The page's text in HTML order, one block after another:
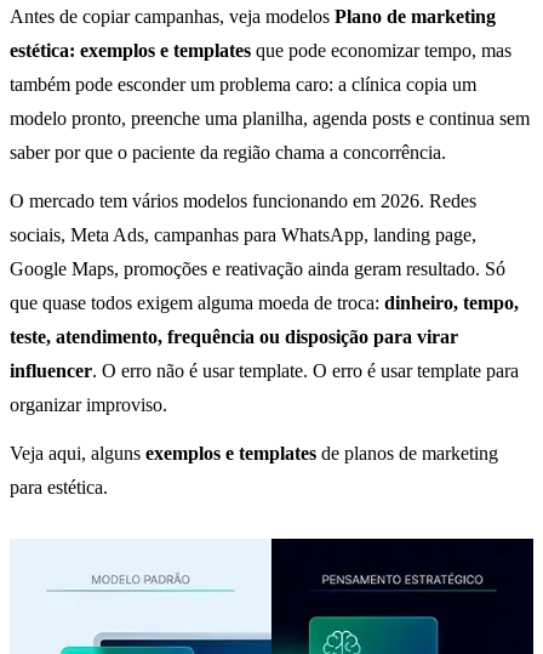
Antes de copiar campanhas, veja modelos Plano de marketing
estética: exemplos e templates que pode economizar tempo, mas
também pode esconder um problema caro: a clínica copia um
modelo pronto, preenche uma planilha, agenda posts e continua sem
saber por que o paciente da região chama a concorrência.
O mercado tem vários modelos funcionando em 2026. Redes
sociais, Meta Ads, campanhas para WhatsApp, landing page,
Google Maps, promoções e reativação ainda geram resultado. Só
que quase todos exigem alguma moeda de troca: dinheiro, tempo,
teste, atendimento, frequência ou disposição para virar
influencer. O erro não é usar template. O erro é usar template para
organizar improviso.
Veja aqui, alguns exemplos e templates de planos de marketing
para estética.